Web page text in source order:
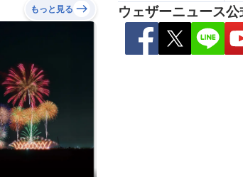
もっと見る ウェザーニュース